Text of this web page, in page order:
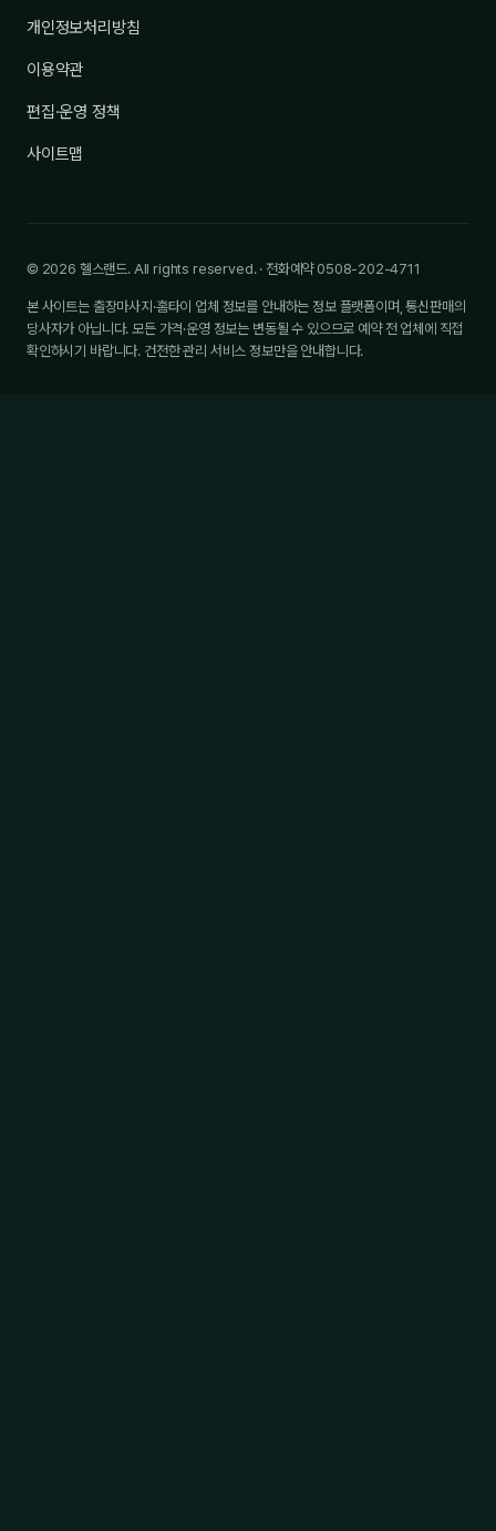
개인정보처리방침
이용약관
편집·운영 정책
사이트맵
© 2026 헬스랜드. All rights reserved. · 전화예약 0508-202-4711
본 사이트는 출장마사지·홈타이 업체 정보를 안내하는 정보 플랫폼이며, 통신판매의
당사자가 아닙니다. 모든 가격·운영 정보는 변동될 수 있으므로 예약 전 업체에 직접
확인하시기 바랍니다. 건전한 관리 서비스 정보만을 안내합니다.